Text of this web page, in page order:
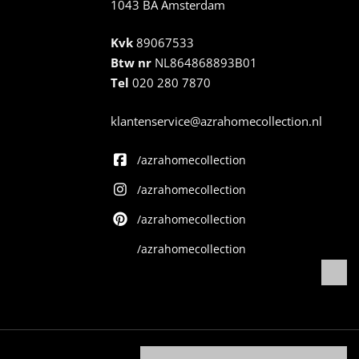
1043 BA Amsterdam
Kvk 89067533
Btw nr NL864868893B01
Tel 020 280 7870
klantenservice@azrahomecollection.nl
/azrahomecollection
/azrahomecollection
/azrahomecollection
/azrahomecollection